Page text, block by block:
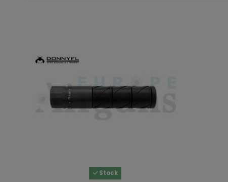
Stock